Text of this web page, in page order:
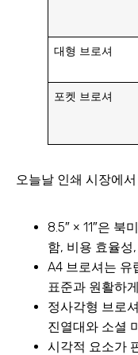
대형 브로셔
포켓 브로셔
오늘날 인쇄 시장에
8.5″ × 11″은
함, 비용 효율성
A4 브로셔는 유
표준과 원활하
정사각형 브로
진열대와 소셜
시각적 요소가